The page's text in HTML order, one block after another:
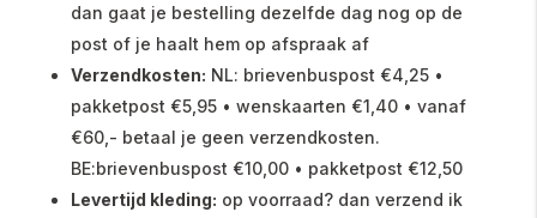
dan gaat je bestelling dezelfde dag nog op de
post of je haalt hem op afspraak af
Verzendkosten: NL: brievenbuspost €4,25 •
pakketpost €5,95 • wenskaarten €1,40 • vanaf
€60,- betaal je geen verzendkosten.
BE:brievenbuspost €10,00 • pakketpost €12,50
Levertijd kleding: op voorraad? dan verzend ik